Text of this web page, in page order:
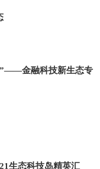
”——金融科技新生态专
生态科技岛精英汇